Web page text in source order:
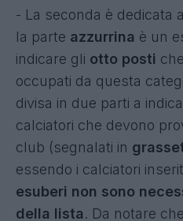
- La seconda è dedicata
la parte azzurrina è un
indicare gli otto posti
occupati da questa
divisa in due parti a
calciatori che devono
club (segnalati in
essendo i calciatori
esuberi non sono
della lista. Da notare